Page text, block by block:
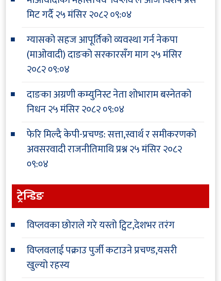
मिट गर्दै२५ मंसिर २०८२ ०९:०४
ग्यासको सहज आपूर्तिको व्यवस्था गर्न नेकपा
(माओवादी) दाङको सरकारसँग माग२५ मंसिर
२०८२ ०९:०४
दाङका अग्रणी कम्युनिस्ट नेता शोभाराम बस्नेतको
निधन२५ मंसिर २०८२ ०९:०४
फेरि मिल्दै केपी-प्रचण्ड: सत्ता,स्वार्थ र समीकरणको
अवसरवादी राजनीतिमाथि प्रश्न२५ मंसिर २०८२
०९:०४
ट्रेन्डिङ
विप्लवका छोराले गरे यस्तो ट्विट,देशभर तरंग
विप्लवलाई पक्राउ पुर्जी कटाउने प्रचण्ड,यसरी
खुल्यो रहस्य